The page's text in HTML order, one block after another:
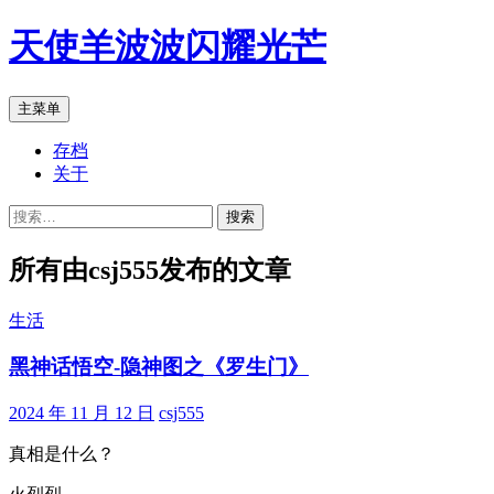
跳
至
文
天使羊波波闪耀光芒
搜
索
主菜单
存档
关于
搜
所有由csj555发布的文章
生活
黑神话悟空-隐神图之《罗生门》
2024 年 11 月 12 日 csj555
真相是什么？